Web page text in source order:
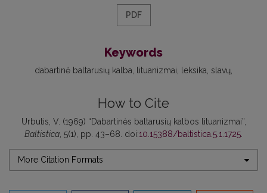
PDF
Keywords
dabartinė baltarusių kalba lituanizmai leksika slavų
How to Cite
Urbutis, V. (1969) “Dabartinės baltarusių kalbos lituanizmai”,
Baltistica, 5(1), pp. 43–68. doi:10.15388/baltistica.5.1.1725.
More Citation Formats